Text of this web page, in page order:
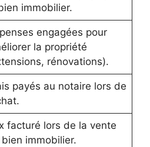
immobilier.
engagées pour
la propriété
rénovations).
payés au notaire lors de
facturé lors de la vente
immobilier.